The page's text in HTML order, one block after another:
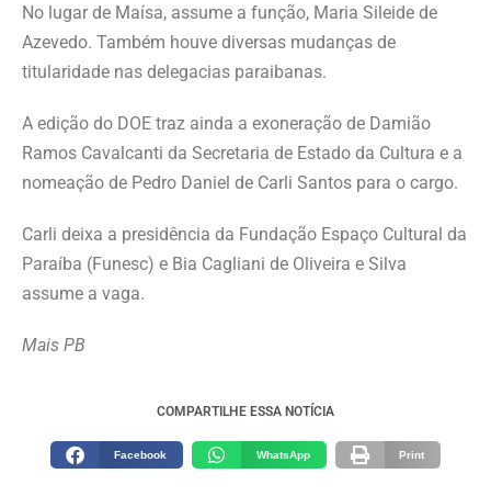
No lugar de Maísa, assume a função, Maria Sileide de
Azevedo. Também houve diversas mudanças de
titularidade nas delegacias paraibanas.
A edição do DOE traz ainda a exoneração de Damião
Ramos Cavalcanti da Secretaria de Estado da Cultura e a
nomeação de Pedro Daniel de Carli Santos para o cargo.
Carli deixa a presidência da Fundação Espaço Cultural da
Paraíba (Funesc) e Bia Cagliani de Oliveira e Silva
assume a vaga.
Mais PB
COMPARTILHE ESSA NOTÍCIA
Facebook WhatsApp Print